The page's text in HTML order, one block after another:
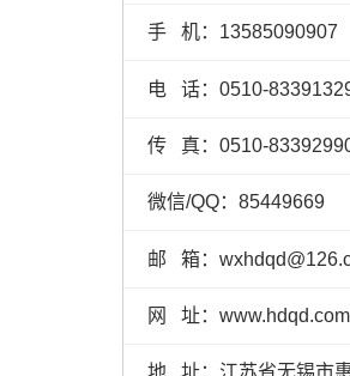
手 机：13585090907
电 话：0510-
传 真：0510-
微信/QQ：85449669
邮 箱：
网 址：www.hdqd.com